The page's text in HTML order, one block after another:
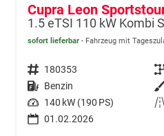
Cupra Leon
sofort lieferbar Fahrzeug mit
Fahrzeugnr. 180353
Kraftstoff Benzin
Leistung 140 kW (190 PS) Kilometerstand
01.02.2026